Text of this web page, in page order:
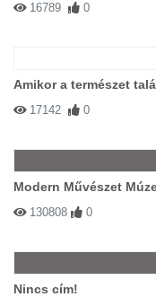
16789 0
Amikor a természet
17142 0
Modern Művészet
130808 0
Nincs cím!